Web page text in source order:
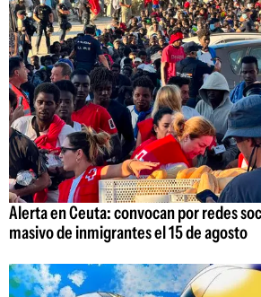
Alerta en Ceuta: convocan por redes
masivo de inmigrantes el 15 de agosto